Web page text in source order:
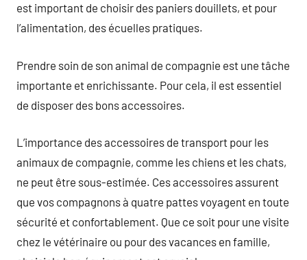
est important de choisir des paniers douillets, et pour
l’alimentation, des écuelles pratiques.
Prendre soin de son animal de compagnie est une tâche
importante et enrichissante. Pour cela, il est essentiel
de disposer des bons accessoires.
L’importance des accessoires de transport pour les
animaux de compagnie, comme les chiens et les chats,
ne peut être sous-estimée. Ces accessoires assurent
que vos compagnons à quatre pattes voyagent en toute
sécurité et confortablement. Que ce soit pour une visite
chez le vétérinaire ou pour des vacances en famille,